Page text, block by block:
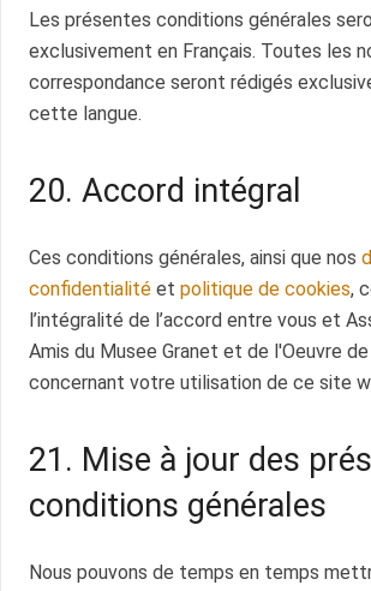
Les présentes conditions générales
exclusivement en Français. Toutes les
correspondance seront rédigés
cette langue.
20. Accord intégral
Ces conditions générales, ainsi que nos
confidentialité et politique de cookies,
l’intégralité de l’accord entre vous et
Amis du Musee Granet et de l'Oeuvre de
concernant votre utilisation de ce site
21. Mise à jour des
conditions générales
Nous pouvons de temps en temps